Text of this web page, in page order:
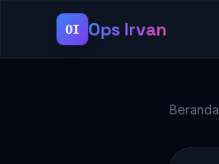
OI Ops Irvan
Beranda